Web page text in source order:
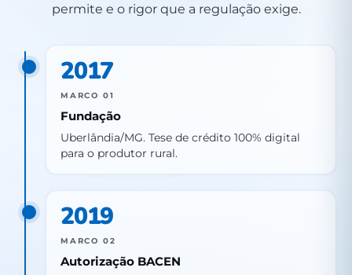
permite e o rigor que a regulação exige.
2017
MARCO 01
Fundação
Uberlândia/MG. Tese de crédito 100% digital
para o produtor rural.
2019
MARCO 02
Autorização BACEN